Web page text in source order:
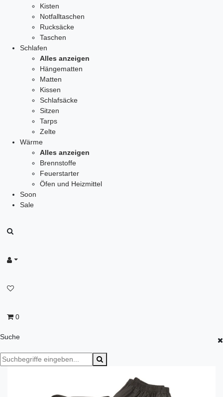
Kisten
Notfalltaschen
Rucksäcke
Taschen
Schlafen
Alles anzeigen
Hängematten
Matten
Kissen
Schlafsäcke
Sitzen
Tarps
Zelte
Wärme
Alles anzeigen
Brennstoffe
Feuerstarter
Öfen und Heizmittel
Soon
Sale
0
Suche